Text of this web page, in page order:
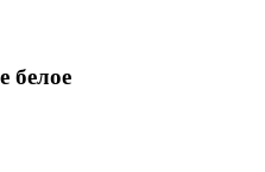
белое